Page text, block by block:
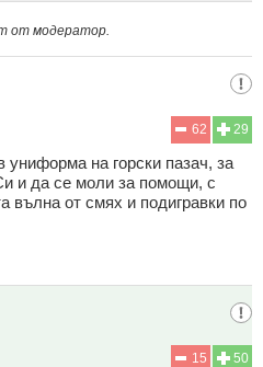
от модератор.
29
62
униформа на горски пазач, за
и да се моли за помощи, с
вълна от смях и подигравки по
50
15